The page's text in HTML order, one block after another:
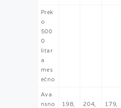
Prek
o
500
0
litar
a
mes
ečno
Ava
nsno
198,
204,
179,